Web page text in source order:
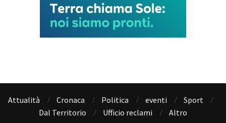
Attualità Cronaca Politica eventi
Sport
Dal Territorio
Ufficio reclami Altro